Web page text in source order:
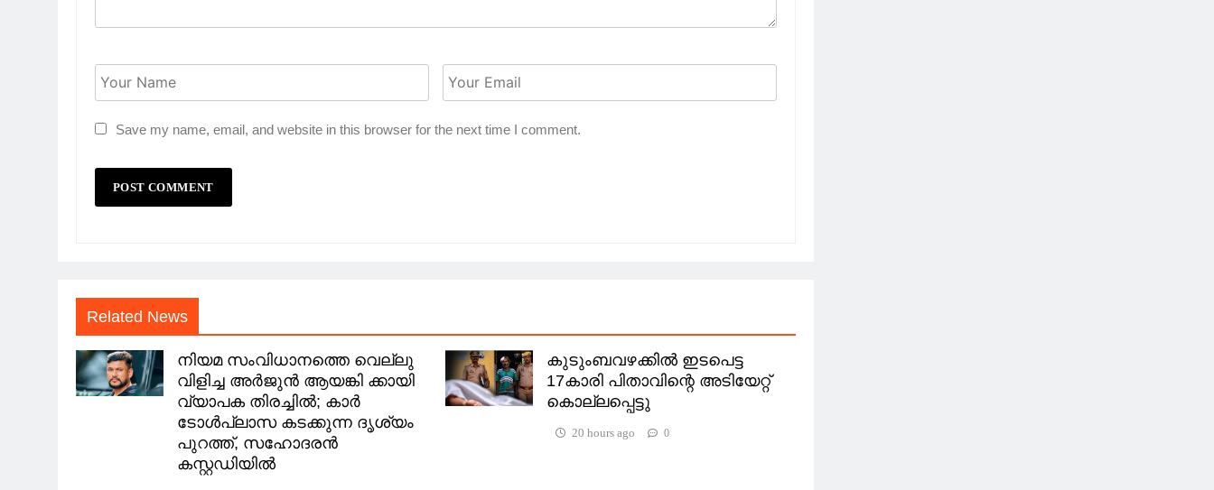
Save my name, email, and website in this browser for the next time I comment.
Related News
നിയമ സംവിധാനത്തെ വെല്ലു
വിളിച്ച അർജുൻ ആയങ്കി ക്കായി
വ്യാപക തിരച്ചിൽ; കാർ
ടോള്‍പ്ലാസ കടക്കുന്ന ദൃശ്യം
പുറത്ത്, സഹോദരൻ
കസ്റ്റഡിയിൽ
കുടുംബവഴക്കില്‍ ഇടപെട്ട
17കാരി പിതാവിന്റെ അടിയേറ്റ്
കൊല്ലപ്പെട്ടു
20 hours ago 0